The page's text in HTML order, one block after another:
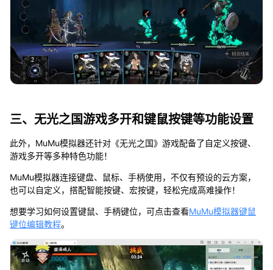
三、无光之国游戏多开和键鼠按键等功能设置
此外，MuMu模拟器还针对《无光之国》游戏配备了自定义按键、
游戏多开等多种特色功能！
MuMu模拟器连接键盘、鼠标、手柄使用，不仅有预设的云方案，
也可以自定义，搭配智能按键、宏按键，轻松完成高难操作！
想要学习如何设置键鼠、手柄键位，可点击查看MuMu模拟器键鼠
键位编辑教程。